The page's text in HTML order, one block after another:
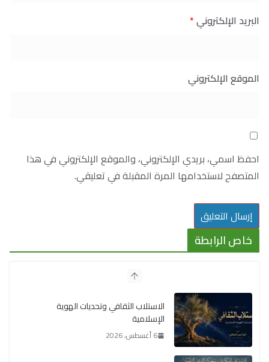
البريد الإلكتروني*
الموقع الإلكتروني
احفظ اسمي، بريدي الإلكتروني، والموقع الإلكتروني في هذا
المتصفح لاستخدامها المرة المقبلة في تعليقي.
خاص الرابطة
الاستلاب الثقافي وتحديات الهوية
الإسلامية
6 أغسطس، 2026